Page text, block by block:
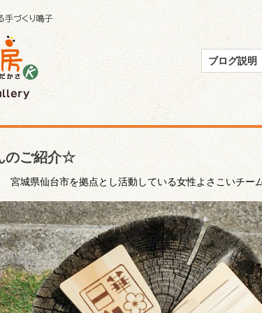
ブログ説明
のご紹介☆
宮城県仙台市を拠点とし活動している女性よさこいチー